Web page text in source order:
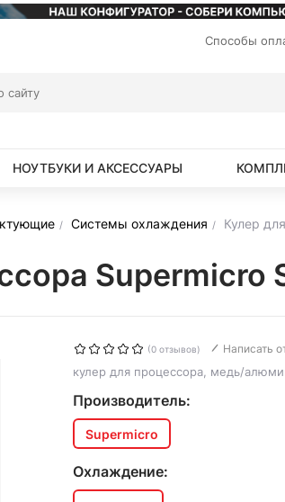
Способы
НОУТБУКИ И АКСЕССУАРЫ
Системы охлаждения Кулер
Supermicro
(0 отзывов) Написать
кулер для процессора, медь/
Производитель:
Supermicro
Охлаждение: